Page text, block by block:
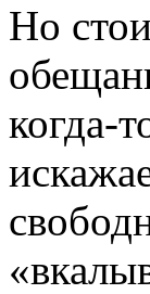
Но
когда-